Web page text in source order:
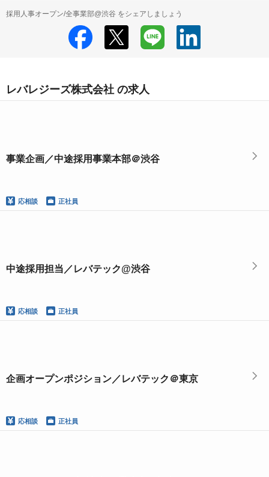
採用人事オープン/全事業部@渋谷 をシェアしましょう
レバレジーズ株式会社 の求人
事業企画／中途採用事業本部＠渋谷
応相談 正社員
中途採用担当／レバテック@渋谷
応相談 正社員
企画オープンポジション／レバテック＠東京
応相談 正社員